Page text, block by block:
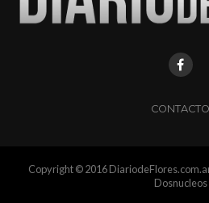
CONTACTO
Copyright © 2016
Dosnucleos